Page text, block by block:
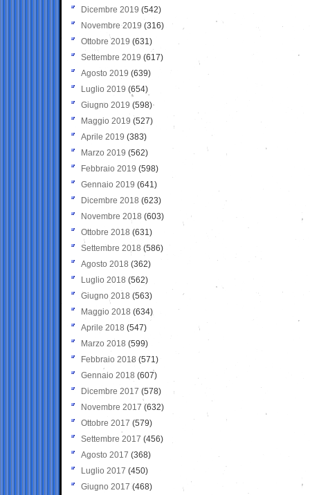
Dicembre 2019 (542)
Novembre 2019 (316)
Ottobre 2019 (631)
Settembre 2019 (617)
Agosto 2019 (639)
Luglio 2019 (654)
Giugno 2019 (598)
Maggio 2019 (527)
Aprile 2019 (383)
Marzo 2019 (562)
Febbraio 2019 (598)
Gennaio 2019 (641)
Dicembre 2018 (623)
Novembre 2018 (603)
Ottobre 2018 (631)
Settembre 2018 (586)
Agosto 2018 (362)
Luglio 2018 (562)
Giugno 2018 (563)
Maggio 2018 (634)
Aprile 2018 (547)
Marzo 2018 (599)
Febbraio 2018 (571)
Gennaio 2018 (607)
Dicembre 2017 (578)
Novembre 2017 (632)
Ottobre 2017 (579)
Settembre 2017 (456)
Agosto 2017 (368)
Luglio 2017 (450)
Giugno 2017 (468)